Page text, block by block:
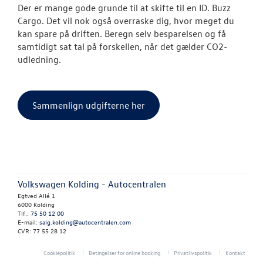
Der er mange gode grunde til at skifte til en ID. Buzz
Cargo. Det vil nok også overraske dig, hvor meget du
kan spare på driften. Beregn selv besparelsen og få
samtidigt sat tal på forskellen, når det gælder CO2-
udledning.
Sammenlign udgifterne her
Volkswagen Kolding - Autocentralen
Egtved Allé 1
6000 Kolding
Tlf.: 75 50 12 00
E-mail: salg.kolding@autocentralen.com
CVR: 77 55 28 12
Cookiepolitik Betingelser for online booking Privatlivspolitik Kontakt